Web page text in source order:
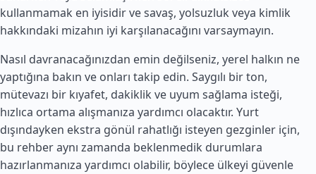
kullanmamak en iyisidir ve savaş, yolsuzluk veya kimlik
hakkındaki mizahın iyi karşılanacağını varsaymayın.
Nasıl davranacağınızdan emin değilseniz, yerel halkın ne
yaptığına bakın ve onları takip edin. Saygılı bir ton,
mütevazı bir kıyafet, dakiklik ve uyum sağlama isteği,
hızlıca ortama alışmanıza yardımcı olacaktır. Yurt
dışındayken ekstra gönül rahatlığı isteyen gezginler için,
bu rehber aynı zamanda beklenmedik durumlara
hazırlanmanıza yardımcı olabilir, böylece ülkeyi güvenle